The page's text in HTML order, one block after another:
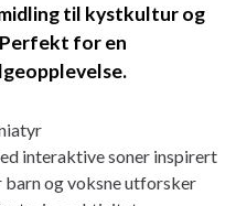
til kystkultur og
for en
interaktive soner inspirert
barn og voksne utforsker